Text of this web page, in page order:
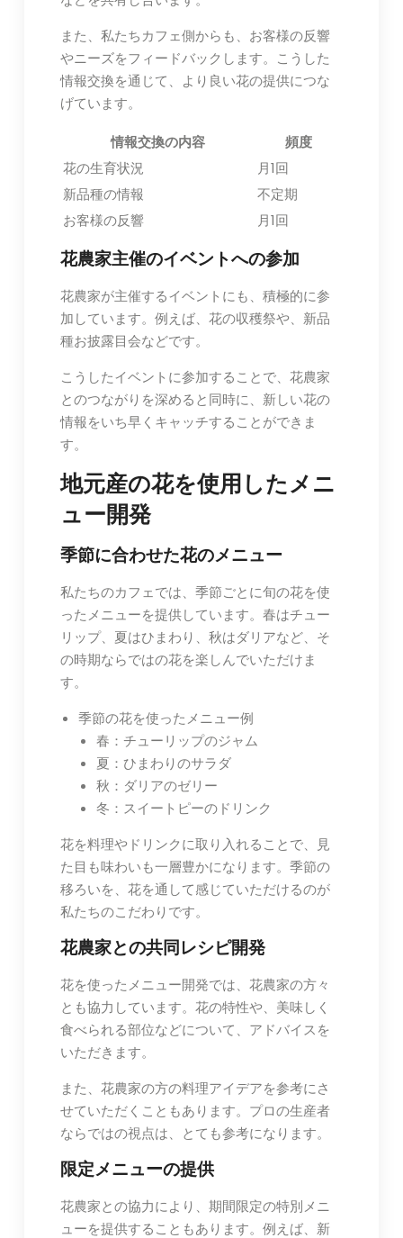
また、私たちカフェ側からも、お客様の反響
やニーズをフィードバックします。こうした
情報交換を通じて、より良い花の提供につな
げています。
情報交換の内容
頻度
花の生育状況
月1回
新品種の情報
不定期
お客様の反響
月1回
花農家主催のイベントへの参加
花農家が主催するイベントにも、積極的に参
加しています。例えば、花の収穫祭や、新品
種お披露目会などです。
こうしたイベントに参加することで、花農家
とのつながりを深めると同時に、新しい花の
情報をいち早くキャッチすることができま
す。
地元産の花を使用したメニ
ュー開発
季節に合わせた花のメニュー
私たちのカフェでは、季節ごとに旬の花を使
ったメニューを提供しています。春はチュー
リップ、夏はひまわり、秋はダリアなど、そ
の時期ならではの花を楽しんでいただけま
す。
季節の花を使ったメニュー例
春：チューリップのジャム
夏：ひまわりのサラダ
秋：ダリアのゼリー
冬：スイートピーのドリンク
花を料理やドリンクに取り入れることで、見
た目も味わいも一層豊かになります。季節の
移ろいを、花を通して感じていただけるのが
私たちのこだわりです。
花農家との共同レシピ開発
花を使ったメニュー開発では、花農家の方々
とも協力しています。花の特性や、美味しく
食べられる部位などについて、アドバイスを
いただきます。
また、花農家の方の料理アイデアを参考にさ
せていただくこともあります。プロの生産者
ならではの視点は、とても参考になります。
限定メニューの提供
花農家との協力により、期間限定の特別メニ
ューを提供することもあります。例えば、新